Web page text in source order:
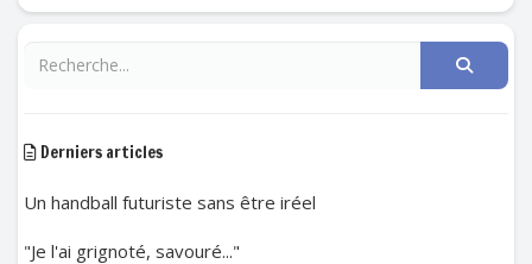
Derniers articles
Un handball futuriste sans être iréel
"Je l'ai grignoté, savouré..."